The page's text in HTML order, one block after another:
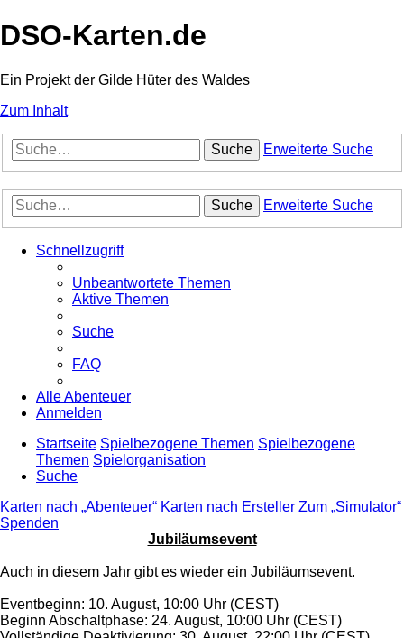
DSO-Karten.de
Ein Projekt der Gilde Hüter des Waldes
Zum Inhalt
Suche Erweiterte Suche
Suche Erweiterte Suche
Schnellzugriff
Unbeantwortete Themen
Aktive Themen
Suche
FAQ
Alle Abenteuer
Anmelden
Startseite Spielbezogene Themen Spielbezogene
Themen Spielorganisation
Suche
Karten nach „Abenteuer“ Karten nach Ersteller Zum „Simulator“
Spenden
Jubiläumsevent
Auch in diesem Jahr gibt es wieder ein Jubiläumsevent.
Eventbeginn: 10. August, 10:00 Uhr (CEST)
Beginn Abschaltphase: 24. August, 10:00 Uhr (CEST)